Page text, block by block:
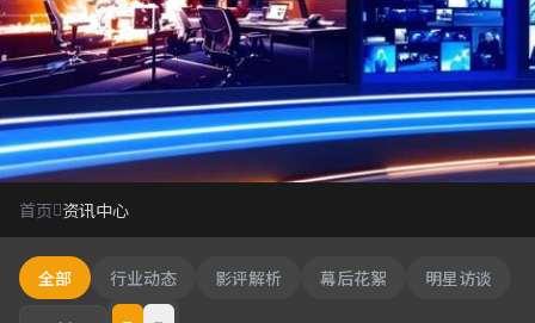
资讯中心
影视行业最新动态
首页 资讯中心
全部 行业动态 影评解析 幕后花絮 明星访谈